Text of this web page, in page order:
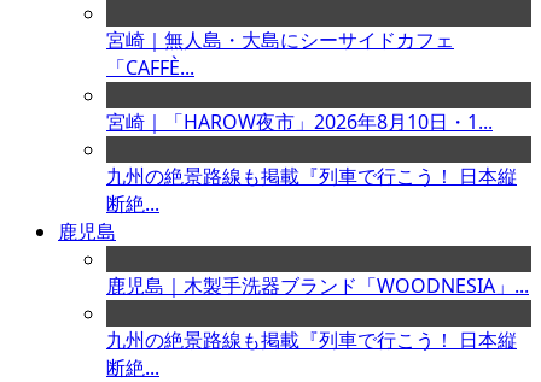
宮崎｜無人島・大島にシーサイドカフェ
「CAFFÈ...
宮崎｜「HAROW夜市」2026年8月10日・1...
九州の絶景路線も掲載『列車で行こう！ 日本縦
断絶...
鹿児島
鹿児島｜木製手洗器ブランド「WOODNESIA」...
九州の絶景路線も掲載『列車で行こう！ 日本縦
断絶...